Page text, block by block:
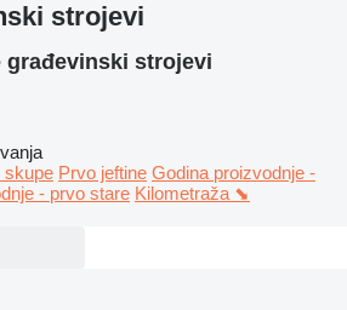
strojevi
građevinski strojevi
skupe Prvo jeftine Godina proizvodnje -
- prvo stare Kilometraža ⬊